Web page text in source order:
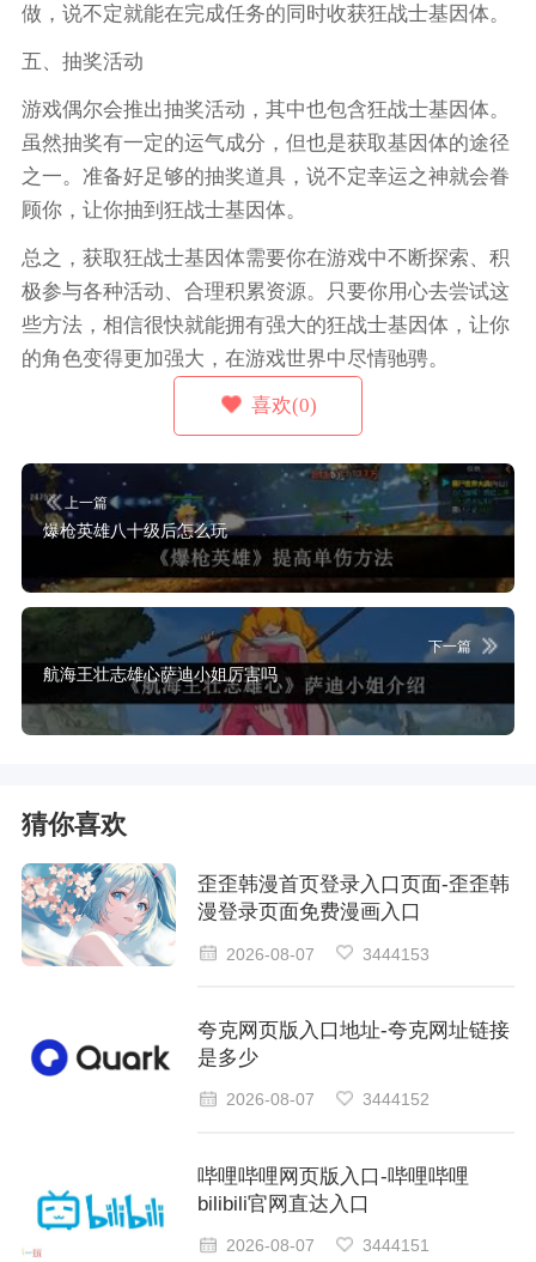
做，说不定就能在完成任务的同时收获狂战士基因体。
五、抽奖活动
游戏偶尔会推出抽奖活动，其中也包含狂战士基因体。
虽然抽奖有一定的运气成分，但也是获取基因体的途径
之一。准备好足够的抽奖道具，说不定幸运之神就会眷
顾你，让你抽到狂战士基因体。
总之，获取狂战士基因体需要你在游戏中不断探索、积
极参与各种活动、合理积累资源。只要你用心去尝试这
些方法，相信很快就能拥有强大的狂战士基因体，让你
的角色变得更加强大，在游戏世界中尽情驰骋。
喜欢(0)
上一篇
爆枪英雄八十级后怎么玩
下一篇
航海王壮志雄心萨迪小姐厉害吗
猜你喜欢
歪歪韩漫首页登录入口页面-歪歪韩
漫登录页面免费漫画入口
2026-08-07 3444153
夸克网页版入口地址-夸克网址链接
是多少
2026-08-07 3444152
哔哩哔哩网页版入口-哔哩哔哩
bilibili官网直达入口
2026-08-07 3444151